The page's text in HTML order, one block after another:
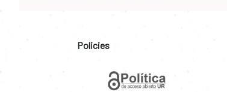
Policies